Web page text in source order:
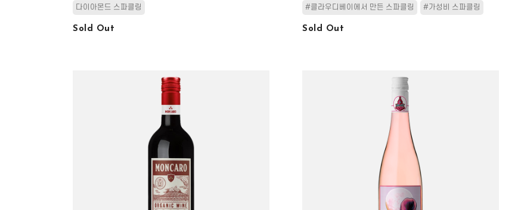
다이아몬드 스파클링
Sold Out
#클라우디베이에서 만든 스파클링 #가성비 스파클링
Sold Out